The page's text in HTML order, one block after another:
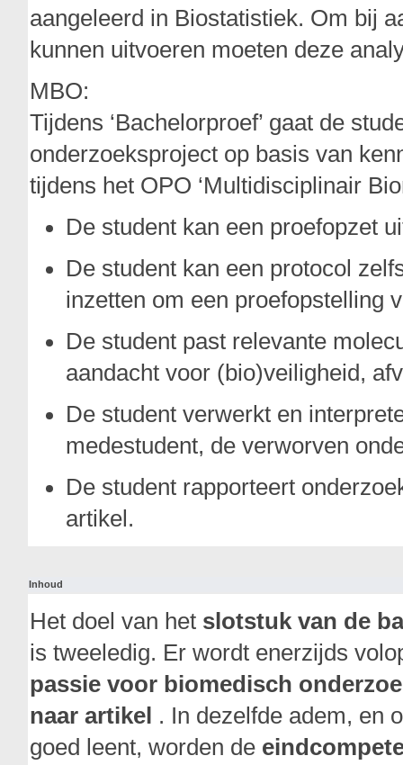
aangeleerd in Biostatistiek. Om bij
kunnen uitvoeren moeten deze
MBO:
Tijdens ‘Bachelorproef’ gaat de
onderzoeksproject op basis van
tijdens het OPO ‘Multidisciplinair
De student kan een proefopzet
De student kan een protocol
inzetten om een proefopstelling
De student past relevante
aandacht voor (bio)veiligheid,
De student verwerkt en
medestudent, de verworven
De student rapporteert
artikel.
Inhoud
Het doel van het slotstuk van de
is tweeledig. Er wordt enerzijds
passie voor biomedisch
naar artikel . In dezelfde adem, en
goed leent, worden de